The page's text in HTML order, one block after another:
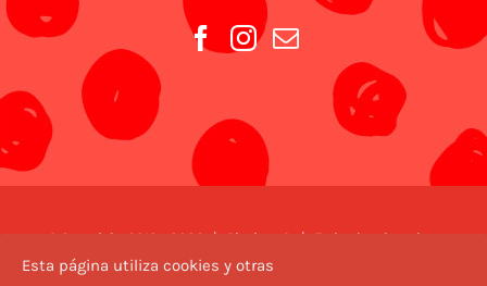
© Copyright 2018 -
2026 | Piezitos ® | Todos los derechos
reservados | Diseño web
Esta página utiliza cookies y otras